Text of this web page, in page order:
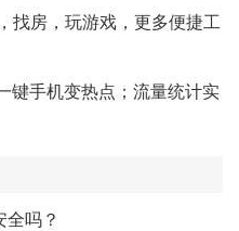
找房，玩游戏，更多便捷工
键手机变热点；流量统计实
全吗？